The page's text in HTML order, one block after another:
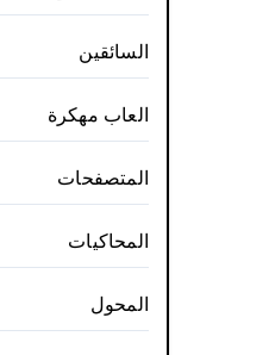
السائقين
العاب مهكرة
المتصفحات
المحاكيات
المحول